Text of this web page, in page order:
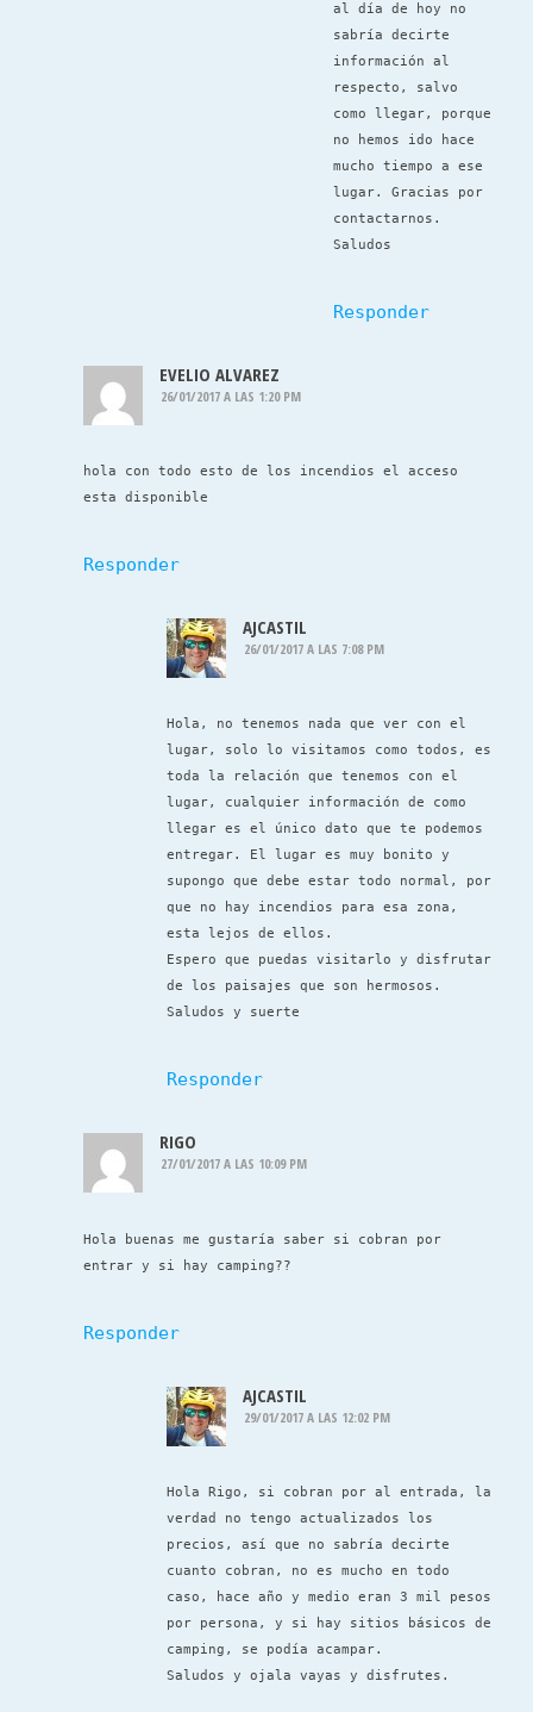
al día de hoy no
sabría decirte
información al
respecto, salvo
como llegar, porque
no hemos ido hace
mucho tiempo a ese
lugar. Gracias por
contactarnos.
Saludos
Responder
EVELIO ALVAREZ
26/01/2017 A LAS 1:20 PM
hola con todo esto de los incendios el acceso
esta disponible
Responder
AJCASTIL
26/01/2017 A LAS 7:08 PM
Hola, no tenemos nada que ver con el
lugar, solo lo visitamos como todos, es
toda la relación que tenemos con el
lugar, cualquier información de como
llegar es el único dato que te podemos
entregar. El lugar es muy bonito y
supongo que debe estar todo normal, por
que no hay incendios para esa zona,
esta lejos de ellos.
Espero que puedas visitarlo y disfrutar
de los paisajes que son hermosos.
Saludos y suerte
Responder
RIGO
27/01/2017 A LAS 10:09 PM
Hola buenas me gustaría saber si cobran por
entrar y si hay camping??
Responder
AJCASTIL
29/01/2017 A LAS 12:02 PM
Hola Rigo, si cobran por al entrada, la
verdad no tengo actualizados los
precios, así que no sabría decirte
cuanto cobran, no es mucho en todo
caso, hace año y medio eran 3 mil pesos
por persona, y si hay sitios básicos de
camping, se podía acampar.
Saludos y ojala vayas y disfrutes.